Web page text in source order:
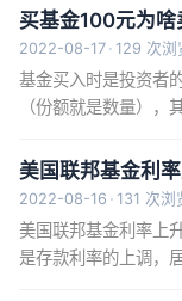
ETF代码588060、国
买基金100元为啥
2022-08-17 · 129 次浏
基金买入时是投资者
（份额就是数量）
金额=基金净值*基金
而...
美国联邦基金利
2022-08-16 · 131 次浏
美国联邦基金利率上
是存款利率的上调，